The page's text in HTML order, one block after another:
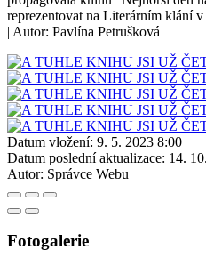
reprezentovat na Literárním klání
| Autor: Pavlína Petrušková
Datum vložení: 9. 5. 2023 8:00
Datum poslední aktualizace: 14.
Autor: Správce Webu
Fotogalerie